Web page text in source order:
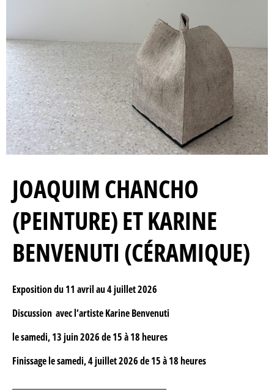
JOAQUIM CHANCHO
(PEINTURE) ET KARINE
BENVENUTI (CÉRAMIQUE)
Exposition du 11 avril au 4 juillet 2026
Discussion avec l’artiste Karine Benvenuti
le samedi, 13 juin 2026 de 15 à 18 heures
Finissagele samedi, 4 juillet 2026 de 15 à 18 heures